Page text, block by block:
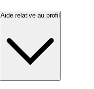
Aide relative au profil